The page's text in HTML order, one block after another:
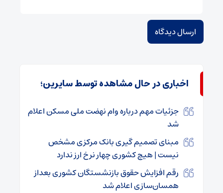
اخباری در حال مشاهده توسط سایرین؛
جزئیات مهم درباره وام نهضت ملی مسکن اعلام
شد
مبنای تصمیم گیری بانک مرکزی مشخص
نیست | هیچ کشوری چهار نرخ ارز ندارد
رقم افزایش حقوق بازنشستگان کشوری بعداز
همسان‌سازی اعلام شد